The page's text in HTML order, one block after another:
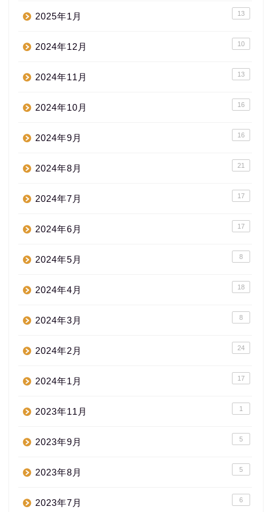
2025年1月 13
2024年12月 10
2024年11月 13
2024年10月 16
2024年9月 16
2024年8月 21
2024年7月 17
2024年6月 17
2024年5月 8
2024年4月 18
2024年3月 8
2024年2月 24
2024年1月 17
2023年11月 1
2023年9月 5
2023年8月 5
2023年7月 6